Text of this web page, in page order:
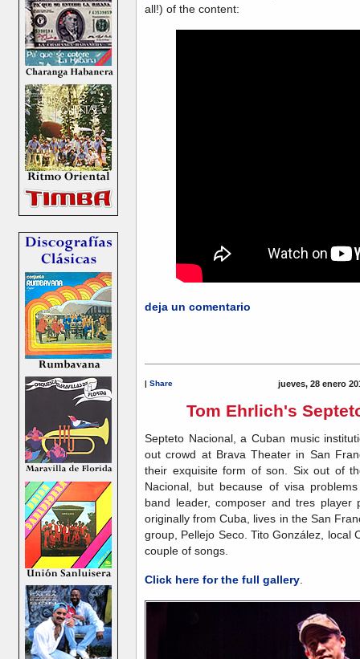
all!) of the content:
deja un comentario
| Share jueves, 28 enero
Tom Ehrlich's
Septeto Nacional, a Cuban music
out crowd at Brava Theater in San
their exquisite form of son. Six out of
Nacional, but because of visa
band leader, composer and tres
originally from Cuba, lives in the San
group, Pellejo Seco. Tito González, local
couple of songs.
Click here for the full gallery